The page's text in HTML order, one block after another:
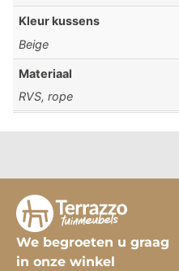
Kleur kussens
Beige
Materiaal
RVS, rope
We begroeten u graag
in onze winkel